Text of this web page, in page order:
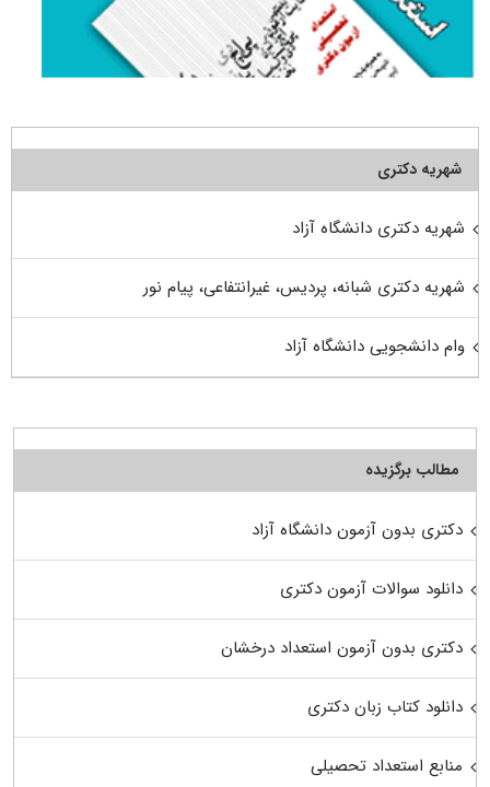
شهریه دکتری
شهریه دکتری دانشگاه آزاد
شهریه دکتری شبانه، پردیس، غیرانتفاعی، پیام نور
وام دانشجویی دانشگاه آزاد
مطالب برگزیده
دکتری بدون آزمون دانشگاه آزاد
دانلود سوالات آزمون دکتری
دکتری بدون آزمون استعداد درخشان
دانلود کتاب زبان دکتری
منابع استعداد تحصیلی